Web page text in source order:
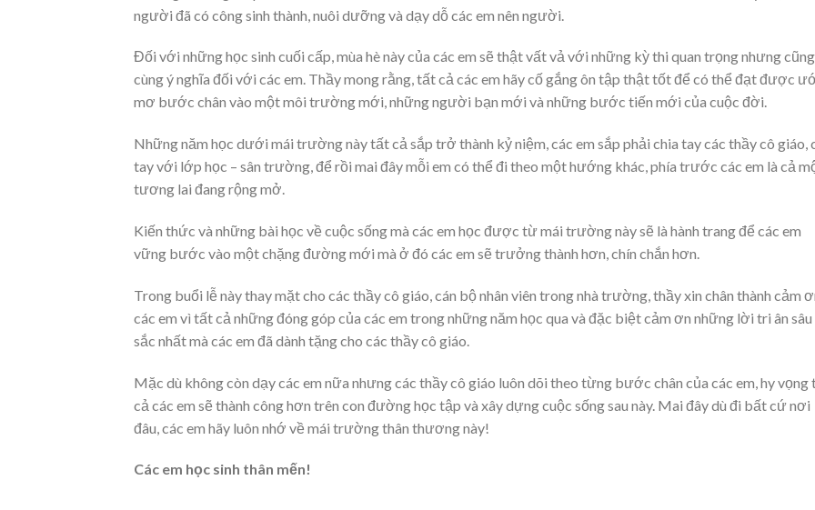
người đã có công sinh thành, nuôi dưỡng và dạy dỗ các em nên người.
Đối với những học sinh cuối cấp, mùa hè này của các em sẽ thật vất vả với những kỳ thi quan trọng nhưng
cùng ý nghĩa đối với các em. Thầy mong rằng, tất cả các em hãy cố gắng ôn tập thật tốt để có thể đạt được
mơ bước chân vào một môi trường mới, những người bạn mới và những bước tiến mới của cuộc đời.
Những năm học dưới mái trường này tất cả sắp trở thành kỷ niệm, các em sắp phải chia tay các thầy cô giáo,
tay với lớp học – sân trường, để rồi mai đây mỗi em có thể đi theo một hướng khác, phía trước các em là cả
tương lai đang rộng mở.
Kiến thức và những bài học về cuộc sống mà các em học được từ mái trường này sẽ là hành trang để các em
vững bước vào một chặng đường mới mà ở đó các em sẽ trưởng thành hơn, chín chắn hơn.
Trong buổi lễ này thay mặt cho các thầy cô giáo, cán bộ nhân viên trong nhà trường, thầy xin chân thành cảm
các em vì tất cả những đóng góp của các em trong những năm học qua và đặc biệt cảm ơn những lời tri ân sâu
sắc nhất mà các em đã dành tặng cho các thầy cô giáo.
Mặc dù không còn dạy các em nữa nhưng các thầy cô giáo luôn dõi theo từng bước chân của các em, hy vọng
cả các em sẽ thành công hơn trên con đường học tập và xây dựng cuộc sống sau này. Mai đây dù đi bất cứ nơi
đâu, các em hãy luôn nhớ về mái trường thân thương này!
Các em học sinh thân mến!